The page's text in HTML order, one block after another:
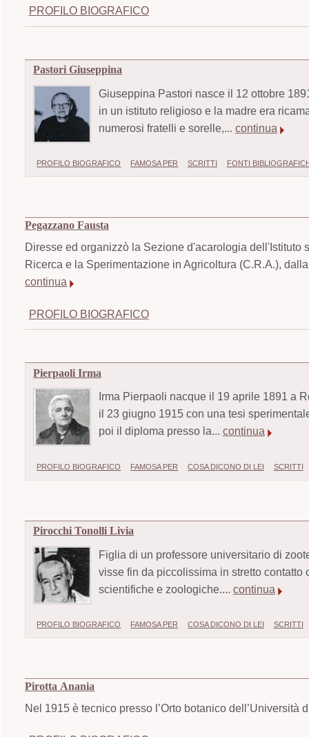
PROFILO BIOGRAFICO
Pastori Giuseppina
Giuseppina Pastori nasce il 12 ottobre
in un istituto religioso e la madre era
numerosi fratelli e sorelle,... continua
PROFILO BIOGRAFICO FAMOSA PER SCRITTI FONTI
Pegazzano Fausta
Diresse ed organizzò la Sezione d'acarologia
Ricerca e la Sperimentazione in Agricoltura (C.R.A.),
continua
PROFILO BIOGRAFICO
Pierpaoli Irma
Irma Pierpaoli nacque il 19 aprile 1891 a
il 23 giugno 1915 con una tesi
poi il diploma presso la... continua
PROFILO BIOGRAFICO FAMOSA PER COSA DICONO DI LEI SCRITTI
Pirocchi Tonolli Livia
Figlia di un professore universitario di
visse fin da piccolissima in stretto
scientifiche e zoologiche.... continua
PROFILO BIOGRAFICO FAMOSA PER COSA DICONO DI LEI SCRITTI
Pirotta Anania
Nel 1915 è tecnico presso l’Orto botanico dell’Università